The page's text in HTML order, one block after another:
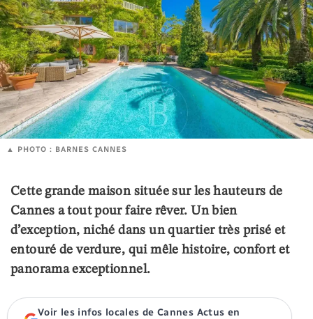
PHOTO : BARNES CANNES
Cette grande maison située sur les hauteurs de
Cannes a tout pour faire rêver. Un bien
d’exception, niché dans un quartier très prisé et
entouré de verdure, qui mêle histoire, confort et
panorama exceptionnel.
Voir les infos locales de Cannes Actus en